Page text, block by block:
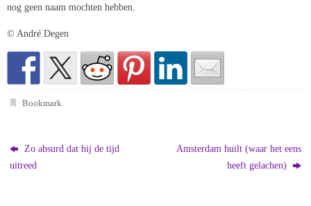
nog geen naam mochten hebben.
© André Degen
Bookmark
Zo absurd dat hij de tijd
uitreed
Amsterdam huilt (waar het eens
heeft gelachen)